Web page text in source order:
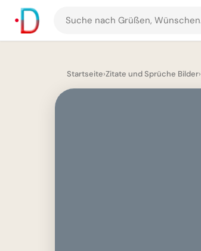
Suche
nach
und
Startseite›Zitate und Sprüche Bilder›